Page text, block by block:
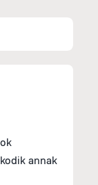
annak